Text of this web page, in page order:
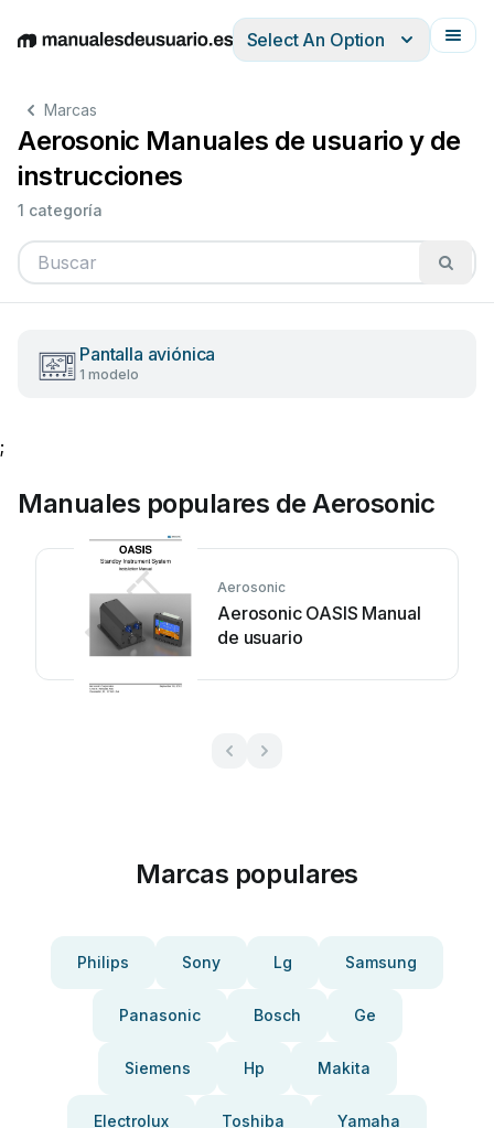
EnglishDeutschEspañolItalianoFrançais
Select An Option
Marcas
Aerosonic Manuales de usuario y de
instrucciones
1 categoría
Pantalla aviónica
1 modelo
;
Manuales populares de Aerosonic
Aerosonic
Aerosonic OASIS Manual
de usuario
Marcas populares
Philips Sony Lg Samsung
Panasonic Bosch Ge
Siemens Hp Makita
Electrolux Toshiba Yamaha